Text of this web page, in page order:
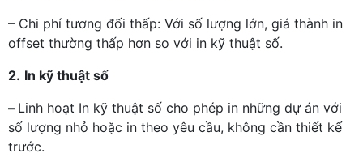
– Chi phí tương đối thấp: Với số lượng lớn, giá thành in
offset thường thấp hơn so với in kỹ thuật số.
2. In kỹ thuật số
– Linh hoạt In kỹ thuật số cho phép in những dự án với
số lượng nhỏ hoặc in theo yêu cầu, không cần thiết kế
trước.